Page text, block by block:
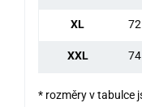
XL 72
XXL 74
* rozměry v tabulce